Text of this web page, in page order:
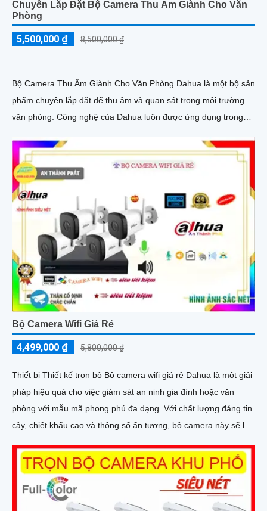
Chuyên Lắp Đặt Bộ Camera Thu Âm Giành Cho Văn
Phòng
5,500,000 ₫ 8,500,000 ₫
Bộ Camera Thu Âm Giành Cho Văn Phòng Dahua là một bộ sản
phẩm chuyên lắp đặt để thu âm và quan sát trong môi trường
văn phòng. Công nghệ của Dahua luôn được ứng dụng trong
Bộ Camera Wifi Giá Rẻ
4,499,000 ₫ 5,800,000 ₫
Thiết bị Thiết kế trọn bộ Bộ camera wifi giá rẻ Dahua là một giải
pháp hiệu quả cho việc giám sát an ninh gia đình hoặc văn
phòng với mẫu mã phong phú đa dạng. Với chất lượng đáng tin
cậy, chiết khấu cao và thông số ấn tượng, bộ camera này sẽ là